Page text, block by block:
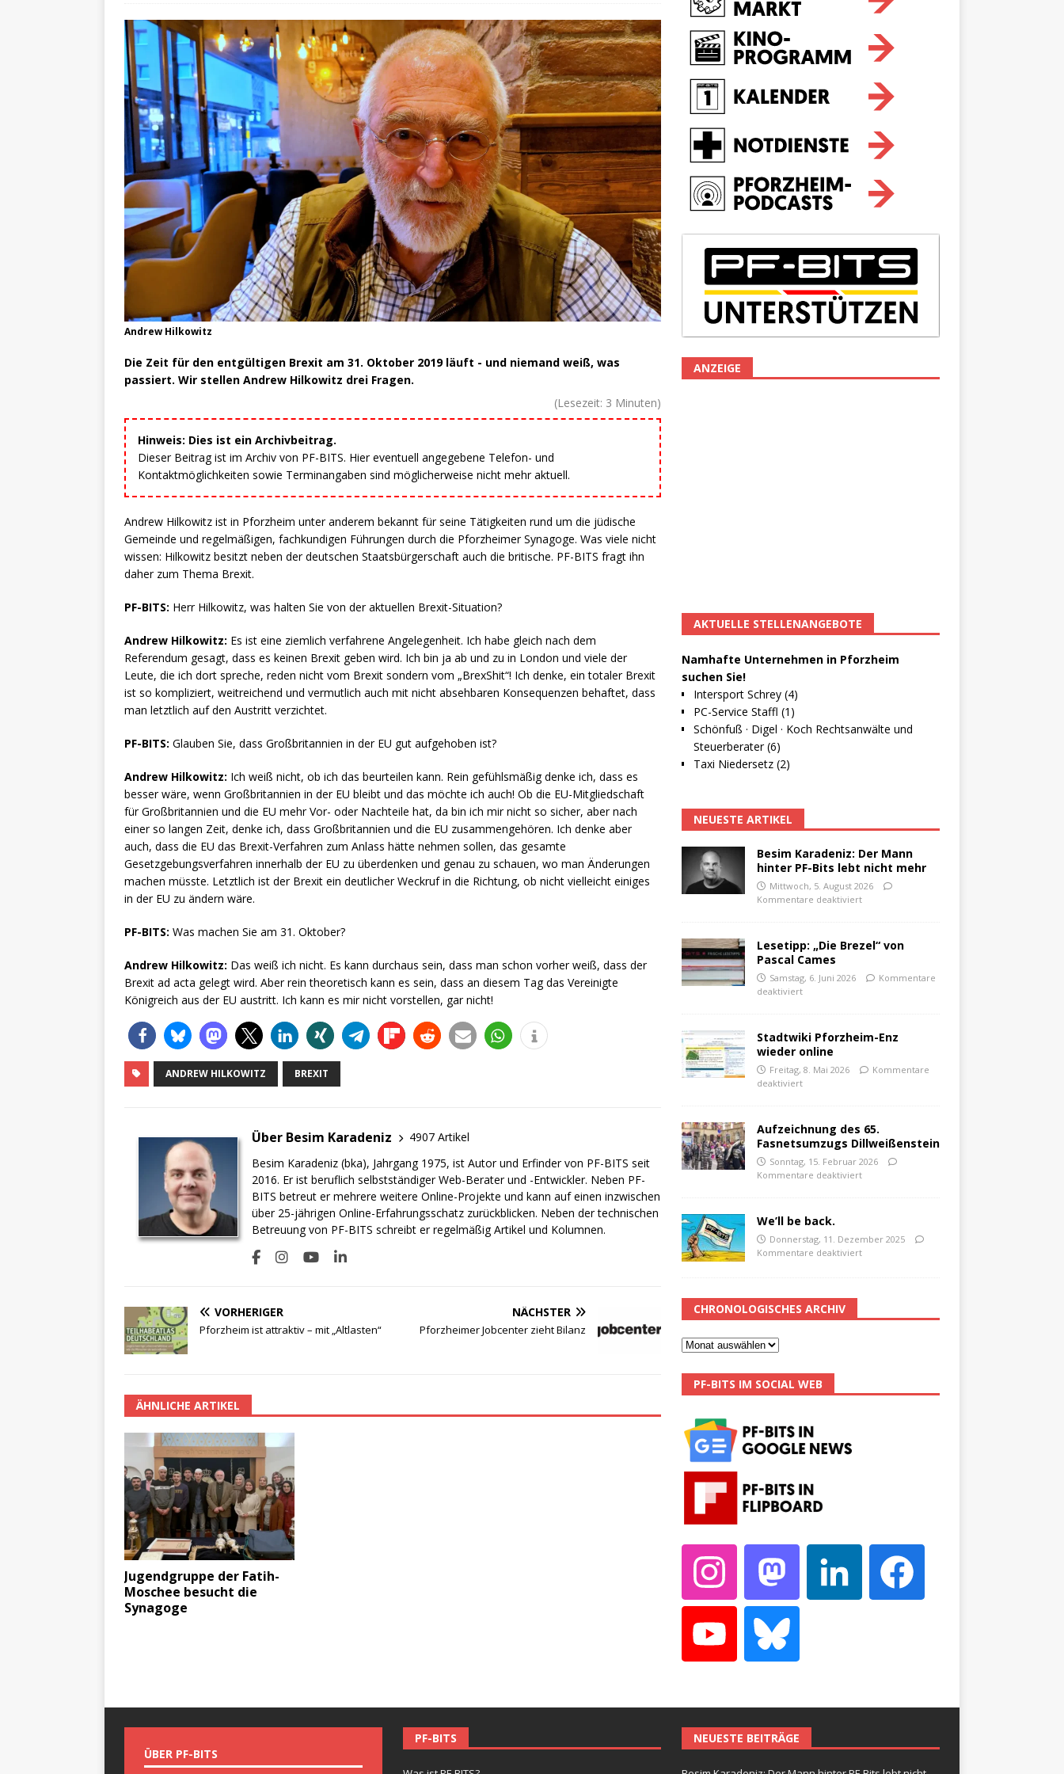
Andrew Hilkowitz
Die Zeit für den entgültigen Brexit am 31. Oktober 2019 läuft - und niemand weiß, was
passiert. Wir stellen Andrew Hilkowitz drei Fragen.
(Lesezeit: 3 Minuten)
Hinweis: Dies ist ein Archivbeitrag.
Dieser Beitrag ist im Archiv von PF-BITS. Hier eventuell angegebene Telefon- und
Kontaktmöglichkeiten sowie Terminangaben sind möglicherweise nicht mehr aktuell.
Andrew Hilkowitz ist in Pforzheim unter anderem bekannt für seine Tätigkeiten rund um die jüdische
Gemeinde und regelmäßigen, fachkundigen Führungen durch die Pforzheimer Synagoge. Was viele nicht
wissen: Hilkowitz besitzt neben der deutschen Staatsbürgerschaft auch die britische. PF-BITS fragt ihn
daher zum Thema Brexit.
PF-BITS: Herr Hilkowitz, was halten Sie von der aktuellen Brexit-Situation?
Andrew Hilkowitz: Es ist eine ziemlich verfahrene Angelegenheit. Ich habe gleich nach dem
Referendum gesagt, dass es keinen Brexit geben wird. Ich bin ja ab und zu in London und viele der
Leute, die ich dort spreche, reden nicht vom Brexit sondern vom „BrexShit“! Ich denke, ein totaler Brexit
ist so kompliziert, weitreichend und vermutlich auch mit nicht absehbaren Konsequenzen behaftet, dass
man letztlich auf den Austritt verzichtet.
PF-BITS: Glauben Sie, dass Großbritannien in der EU gut aufgehoben ist?
Andrew Hilkowitz: Ich weiß nicht, ob ich das beurteilen kann. Rein gefühlsmäßig denke ich, dass es
besser wäre, wenn Großbritannien in der EU bleibt und das möchte ich auch! Ob die EU-Mitgliedschaft
für Großbritannien und die EU mehr Vor- oder Nachteile hat, da bin ich mir nicht so sicher, aber nach
einer so langen Zeit, denke ich, dass Großbritannien und die EU zusammengehören. Ich denke aber
auch, dass die EU das Brexit-Verfahren zum Anlass hätte nehmen sollen, das gesamte
Gesetzgebungsverfahren innerhalb der EU zu überdenken und genau zu schauen, wo man Änderungen
machen müsste. Letztlich ist der Brexit ein deutlicher Weckruf in die Richtung, ob nicht vielleicht einiges
in der EU zu ändern wäre.
PF-BITS: Was machen Sie am 31. Oktober?
Andrew Hilkowitz: Das weiß ich nicht. Es kann durchaus sein, dass man schon vorher weiß, dass der
Brexit ad acta gelegt wird. Aber rein theoretisch kann es sein, dass an diesem Tag das Vereinigte
Königreich aus der EU austritt. Ich kann es mir nicht vorstellen, gar nicht!
ANDREW HILKOWITZ BREXIT
Über Besim Karadeniz
4907 Artikel
Besim Karadeniz (bka), Jahrgang 1975, ist Autor und Erfinder von PF-BITS seit
2016. Er ist beruflich selbstständiger Web-Berater und -Entwickler. Neben PF-
BITS betreut er mehrere weitere Online-Projekte und kann auf einen inzwischen
über 25-jährigen Online-Erfahrungsschatz zurückblicken. Neben der technischen
Betreuung von PF-BITS schreibt er regelmäßig Artikel und Kolumnen.
VORHERIGER
Pforzheim ist attraktiv – mit „Altlasten“
NÄCHSTER
Pforzheimer Jobcenter zieht Bilanz
ÄHNLICHE ARTIKEL
Jugendgruppe der Fatih-
Moschee besucht die
Synagoge
ANZEIGE
AKTUELLE STELLENANGEBOTE
Namhafte Unternehmen in Pforzheim
suchen Sie!
Intersport Schrey (4)
PC-Service Staffl (1)
Schönfuß · Digel · Koch Rechtsanwälte und
Steuerberater (6)
Taxi Niedersetz (2)
NEUESTE ARTIKEL
Besim Karadeniz: Der Mann
hinter PF-Bits lebt nicht mehr
Mittwoch, 5. August 2026
Kommentare deaktiviert
Lesetipp: „Die Brezel“ von
Pascal Cames
Samstag, 6. Juni 2026
Kommentare
deaktiviert
Stadtwiki Pforzheim-Enz
wieder online
Freitag, 8. Mai 2026
Kommentare
deaktiviert
Aufzeichnung des 65.
Fasnetsumzugs Dillweißenstein
Sonntag, 15. Februar 2026
Kommentare deaktiviert
We’ll be back.
Donnerstag, 11. Dezember 2025
Kommentare deaktiviert
CHRONOLOGISCHES ARCHIV
PF-BITS IM SOCIAL WEB
ÜBER PF-BITS
PF-BITS NEUESTE BEITRÄGE